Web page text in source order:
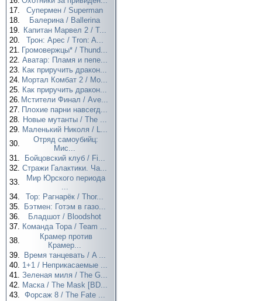
17.
Супермен / Superman
18.
Балерина / Ballerina
19. Капитан Марвел 2 / T...
20.
Трон: Арес / Tron: A...
21. Громовержцы* / Thund...
22. Аватар: Пламя и пепе...
23. Как приручить дракон...
24. Мортал Комбат 2 / Mo...
25. Как приручить дракон...
26. Мстители Финал / Ave...
27. Плохие парни навсегд...
28. Новые мутанты / The ...
29. Маленький Николя / L...
30.
Отряд самоубийц:
Мис...
31.
Бойцовский клуб / Fi...
32. Стражи Галактики. Ча...
33.
Мир Юрского периода
...
34.
Тор: Рагнарёк / Thor...
35.
Бэтмен: Готэм в газо...
36.
Бладшот / Bloodshot
37. Команда Тора / Team ...
38.
Крамер против
Крамер...
39.
Время танцевать / A ...
40. 1+1 / Неприкасаемые ...
41. Зеленая миля / The G...
42. Маска / The Mask [BD...
43. Форсаж 8 / The Fate ...